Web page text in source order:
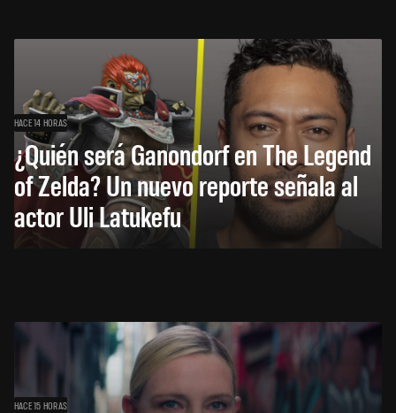
HACE 14 HORAS
¿Quién será Ganondorf en The Legend
of Zelda? Un nuevo reporte señala al
actor Uli Latukefu
HACE 15 HORAS